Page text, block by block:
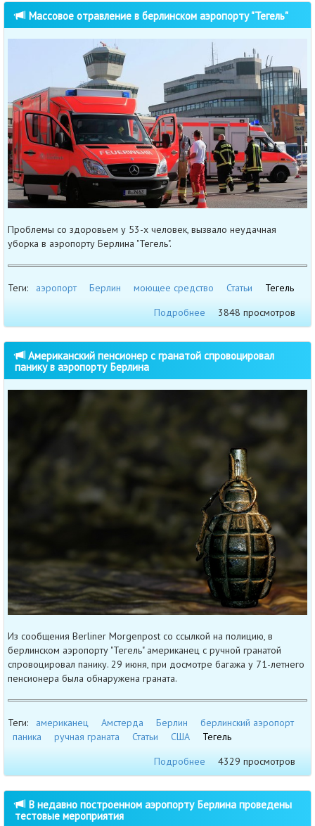
Массовое отравление в берлинском аэропорту "Тегель"
Проблемы со здоровьем у 53-х человек, вызвало неудачная
уборка в аэропорту Берлина "Тегель".
Теги: аэропорт Берлин моющее средство Статьи
Тегель
Подробнее
3848 просмотров
Американский пенсионер с гранатой спровоцировал
панику в аэропорту Берлина
Из сообщения Berliner Morgenpost со ссылкой на полицию, в
берлинском аэропорту "Тегель" американец с ручной гранатой
спровоцировал панику. 29 июня, при досмотре багажа у 71-летнего
пенсионера была обнаружена граната.
Теги: американец Амстерда Берлин
берлинский аэропорт
паника
ручная граната Статьи США
Тегель
Подробнее
4329 просмотров
В недавно построенном аэропорту Берлина проведены
тестовые мероприятия